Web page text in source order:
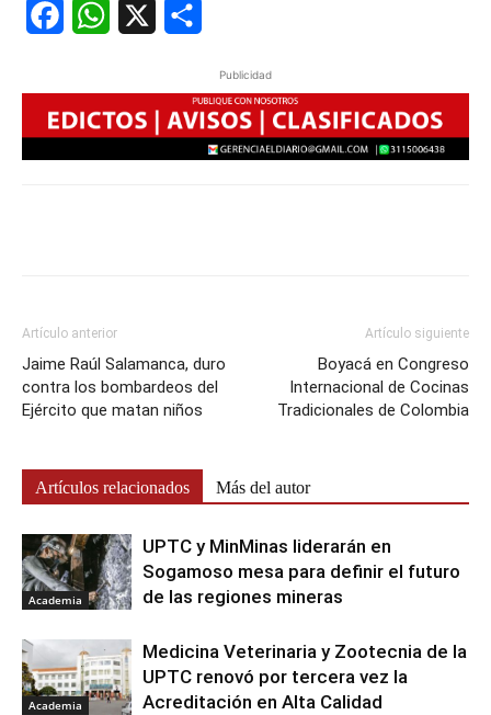
FacebookWhatsApp
Publicidad
Artículo anterior
Jaime Raúl Salamanca, duro
contra los bombardeos del
Ejército que matan niños
Artículo siguiente
Boyacá en Congreso
Internacional de Cocinas
Tradicionales de Colombia
Artículos relacionados Más del autor
Academia
UPTC y MinMinas liderarán en
Sogamoso mesa para definir el futuro
de las regiones mineras
Academia
Medicina Veterinaria y Zootecnia de la
UPTC renovó por tercera vez la
Acreditación en Alta Calidad